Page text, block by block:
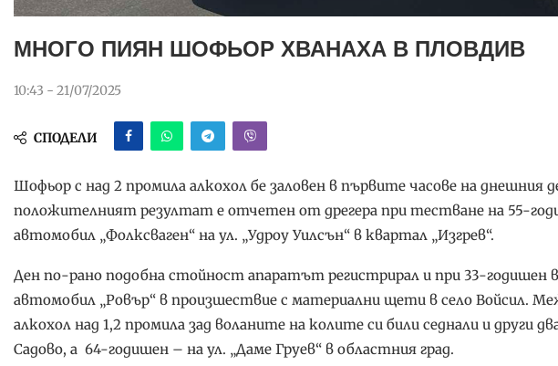
МНОГО ПИЯН ШОФЬОР ХВАНАХА В ПЛОВДИВ
10:43 - 21/07/2025
СПОДЕЛИ
Шофьор с над 2 промила алкохол бе заловен в първите часове на днешния
положителният резултат е отчетен от дрегера при тестване на 55-
автомобил „Фолксваген“ на ул. „Удроу Уилсън“ в квартал „Изгрев“.
Ден по-рано подобна стойност апаратът регистрирал и при 33-годишен
автомобил „Ровър“ в произшествие с материални щети в село Войсил.
алкохол над 1,2 промила зад воланите на колите си били седнали и други
Садово, а 64-годишен – на ул. „Даме Груев“ в областния град.